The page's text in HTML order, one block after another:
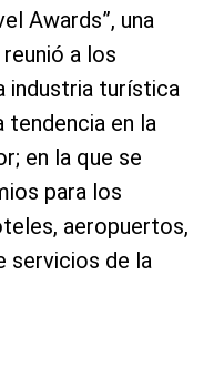
Awards”, una
a los
industria turística
en la
en la que se
para los
aeropuertos,
servicios de la